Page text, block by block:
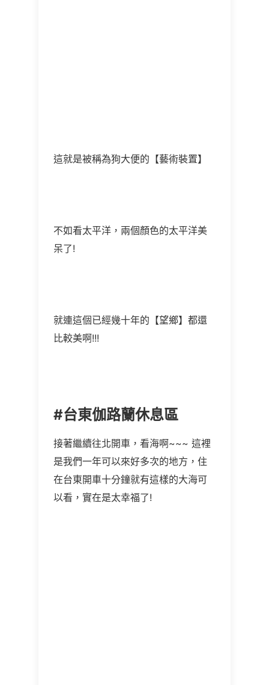
這就是被稱為狗大便的【藝術裝置】
不如看太平洋，兩個顏色的太平洋美
呆了!
就連這個已經幾十年的【望鄉】都還
比較美啊!!!
#台東伽路蘭休息區
接著繼續往北開車，看海啊~~~ 這裡
是我們一年可以來好多次的地方，住
在台東開車十分鐘就有這樣的大海可
以看，實在是太幸福了!